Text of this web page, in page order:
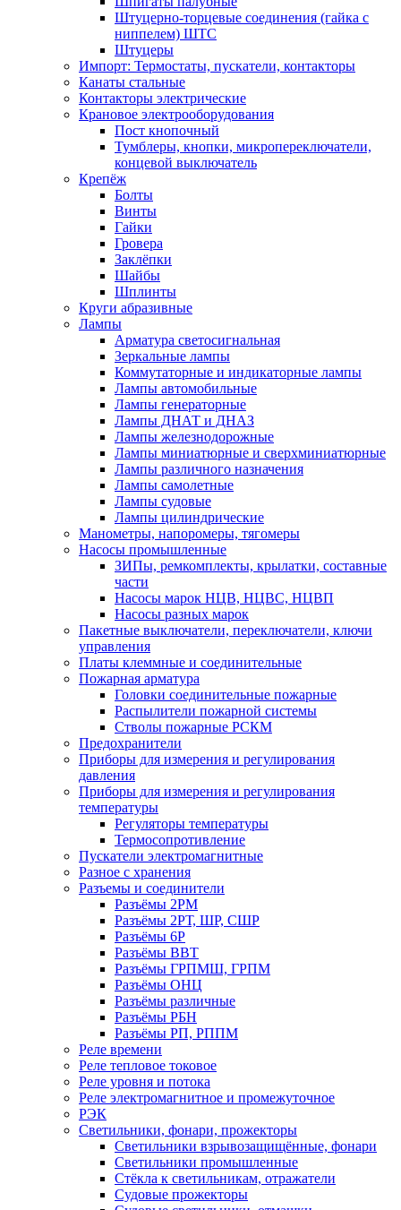
Штуцерно-торцевые соединения (гайка с
ниппелем) ШТС
Штуцеры
Импорт: Термостаты, пускатели, контакторы
Канаты стальные
Контакторы электрические
Крановое электрооборудования
Пост кнопочный
Тумблеры, кнопки, микропереключатели,
концевой выключатель
Крепёж
Болты
Винты
Гайки
Гровера
Заклёпки
Шайбы
Шплинты
Круги абразивные
Лампы
Арматура светосигнальная
Зеркальные лампы
Коммутаторные и индикаторные лампы
Лампы автомобильные
Лампы генераторные
Лампы ДНАТ и ДНАЗ
Лампы железнодорожные
Лампы миниатюрные и сверхминиатюрные
Лампы различного назначения
Лампы самолетные
Лампы судовые
Лампы цилиндрические
Манометры, напоромеры, тягомеры
Насосы промышленные
ЗИПы, ремкомплекты, крылатки, составные
части
Насосы марок НЦВ, НЦВС, НЦВП
Насосы разных марок
Пакетные выключатели, переключатели, ключи
управления
Платы клеммные и соединительные
Пожарная арматура
Головки соединительные пожарные
Распылители пожарной системы
Стволы пожарные РСКМ
Предохранители
Приборы для измерения и регулирования
давления
Приборы для измерения и регулирования
температуры
Регуляторы температуры
Термосопротивление
Пускатели электромагнитные
Разное с хранения
Разъемы и соединители
Разъёмы 2РМ
Разъёмы 2РТ, ШР, СШР
Разъёмы 6Р
Разъёмы ВВТ
Разъёмы ГРПМШ, ГРПМ
Разъёмы ОНЦ
Разъёмы различные
Разъёмы РБН
Разъёмы РП, РППМ
Реле времени
Реле тепловое токовое
Реле уровня и потока
Реле электромагнитное и промежуточное
РЭК
Светильники, фонари, прожекторы
Светильники взрывозащищённые, фонари
Светильники промышленные
Стёкла к светильникам, отражатели
Судовые прожекторы